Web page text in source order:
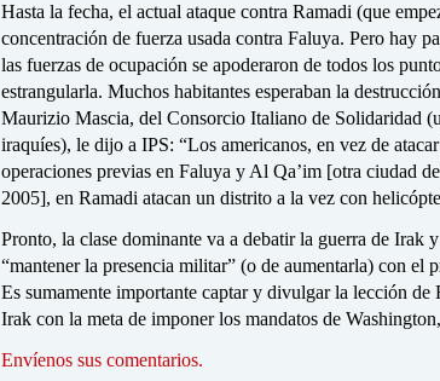
Hasta la fecha, el actual ataque contra Ramadi (que
concentración de fuerza usada contra Faluya. Pero hay
las fuerzas de ocupación se apoderaron de todos los
estrangularla. Muchos habitantes esperaban la
Maurizio Mascia, del Consorcio Italiano de Solidaridad
iraquíes), le dijo a IPS: “Los americanos, en vez de
operaciones previas en Faluya y Al Qa’im [otra ciudad
2005], en Ramadi atacan un distrito a la vez con
Pronto, la clase dominante va a debatir la guerra de Irak
“mantener la presencia militar” (o de aumentarla) con el
Es sumamente importante captar y divulgar la lección de
Irak con la meta de imponer los mandatos de
Envíenos sus comentarios.